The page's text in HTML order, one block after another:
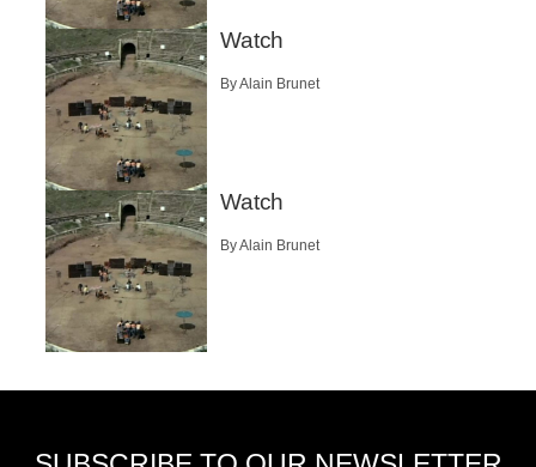
Watch
By Alain Brunet
Watch
By Alain Brunet